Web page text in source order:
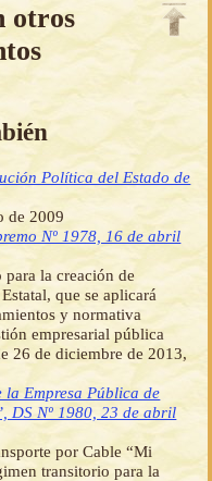
otros
Política del Estado de
de 2009
Nº 1978, 16 de abril
la creación de
que se aplicará
y normativa
empresarial pública
26 de diciembre de 2013,
Empresa Pública de
DS Nº 1980, 23 de abril
por Cable “Mi
transitorio para la